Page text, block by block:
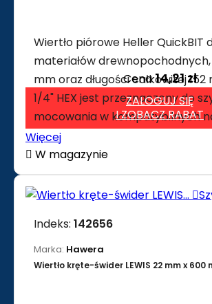
Wiertło piórowe Heller QuickBIT
materiałów drewnopochodnych,
mm oraz długości całkowitej
1/4" HEX jest przeznaczony do
mocowania w kompatybilnych
Cena14,21 zł
ZALOGUJ SIĘ
I ZOBACZ RABAT
Więcej
 W magazynie

Indeks: 142656
Marka: Hawera
Wiertło kręte-świder LEWIS 22 mm x 600